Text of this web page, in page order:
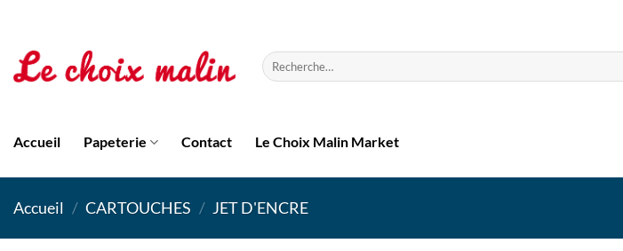
contenu
Recherche
pour :
Accueil Papeterie Contact Le Choix Malin Market
Accueil / CARTOUCHES / JET D'ENCRE